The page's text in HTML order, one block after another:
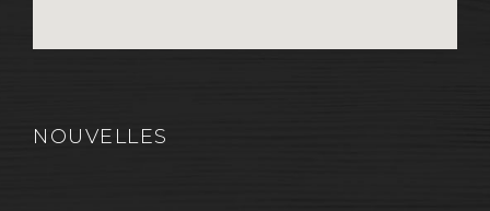
NOUVELLES